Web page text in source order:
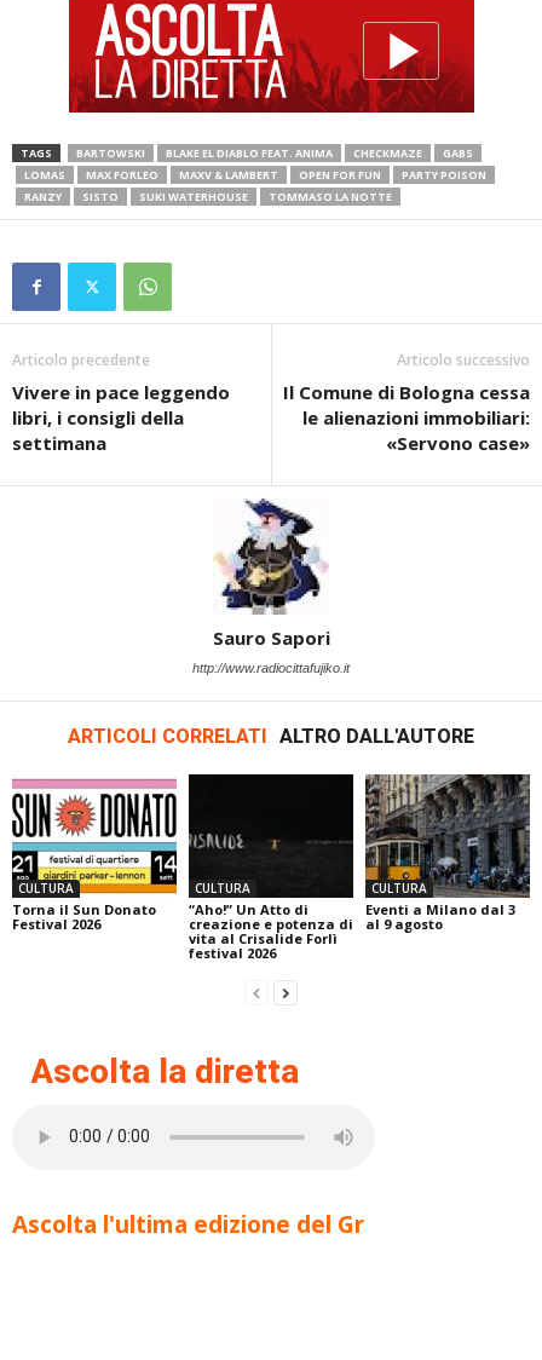
TAGS BARTOWSKI BLAKE EL DIABLO FEAT. ANIMA CHECKMAZE
GABS
LOMAS
MAX FORLEO MAXV & LAMBERT OPEN FOR FUN
PARTY POISON
RANZY
SISTO SUKI WATERHOUSE TOMMASO LA NOTTE
Articolo precedente
Vivere in pace leggendo
libri, i consigli della
settimana
Articolo successivo
Il Comune di Bologna cessa
le alienazioni immobiliari:
«Servono case»
Sauro Sapori
http://www.radiocittafujiko.it
ARTICOLI CORRELATI ALTRO DALL'AUTORE
CULTURA
Torna il Sun Donato
Festival 2026
CULTURA
“Aho!” Un Atto di
creazione e potenza di
vita al Crisalide Forlì
festival 2026
CULTURA
Eventi a Milano dal 3
al 9 agosto
Ascolta la diretta
Ascolta l'ultima edizione del Gr